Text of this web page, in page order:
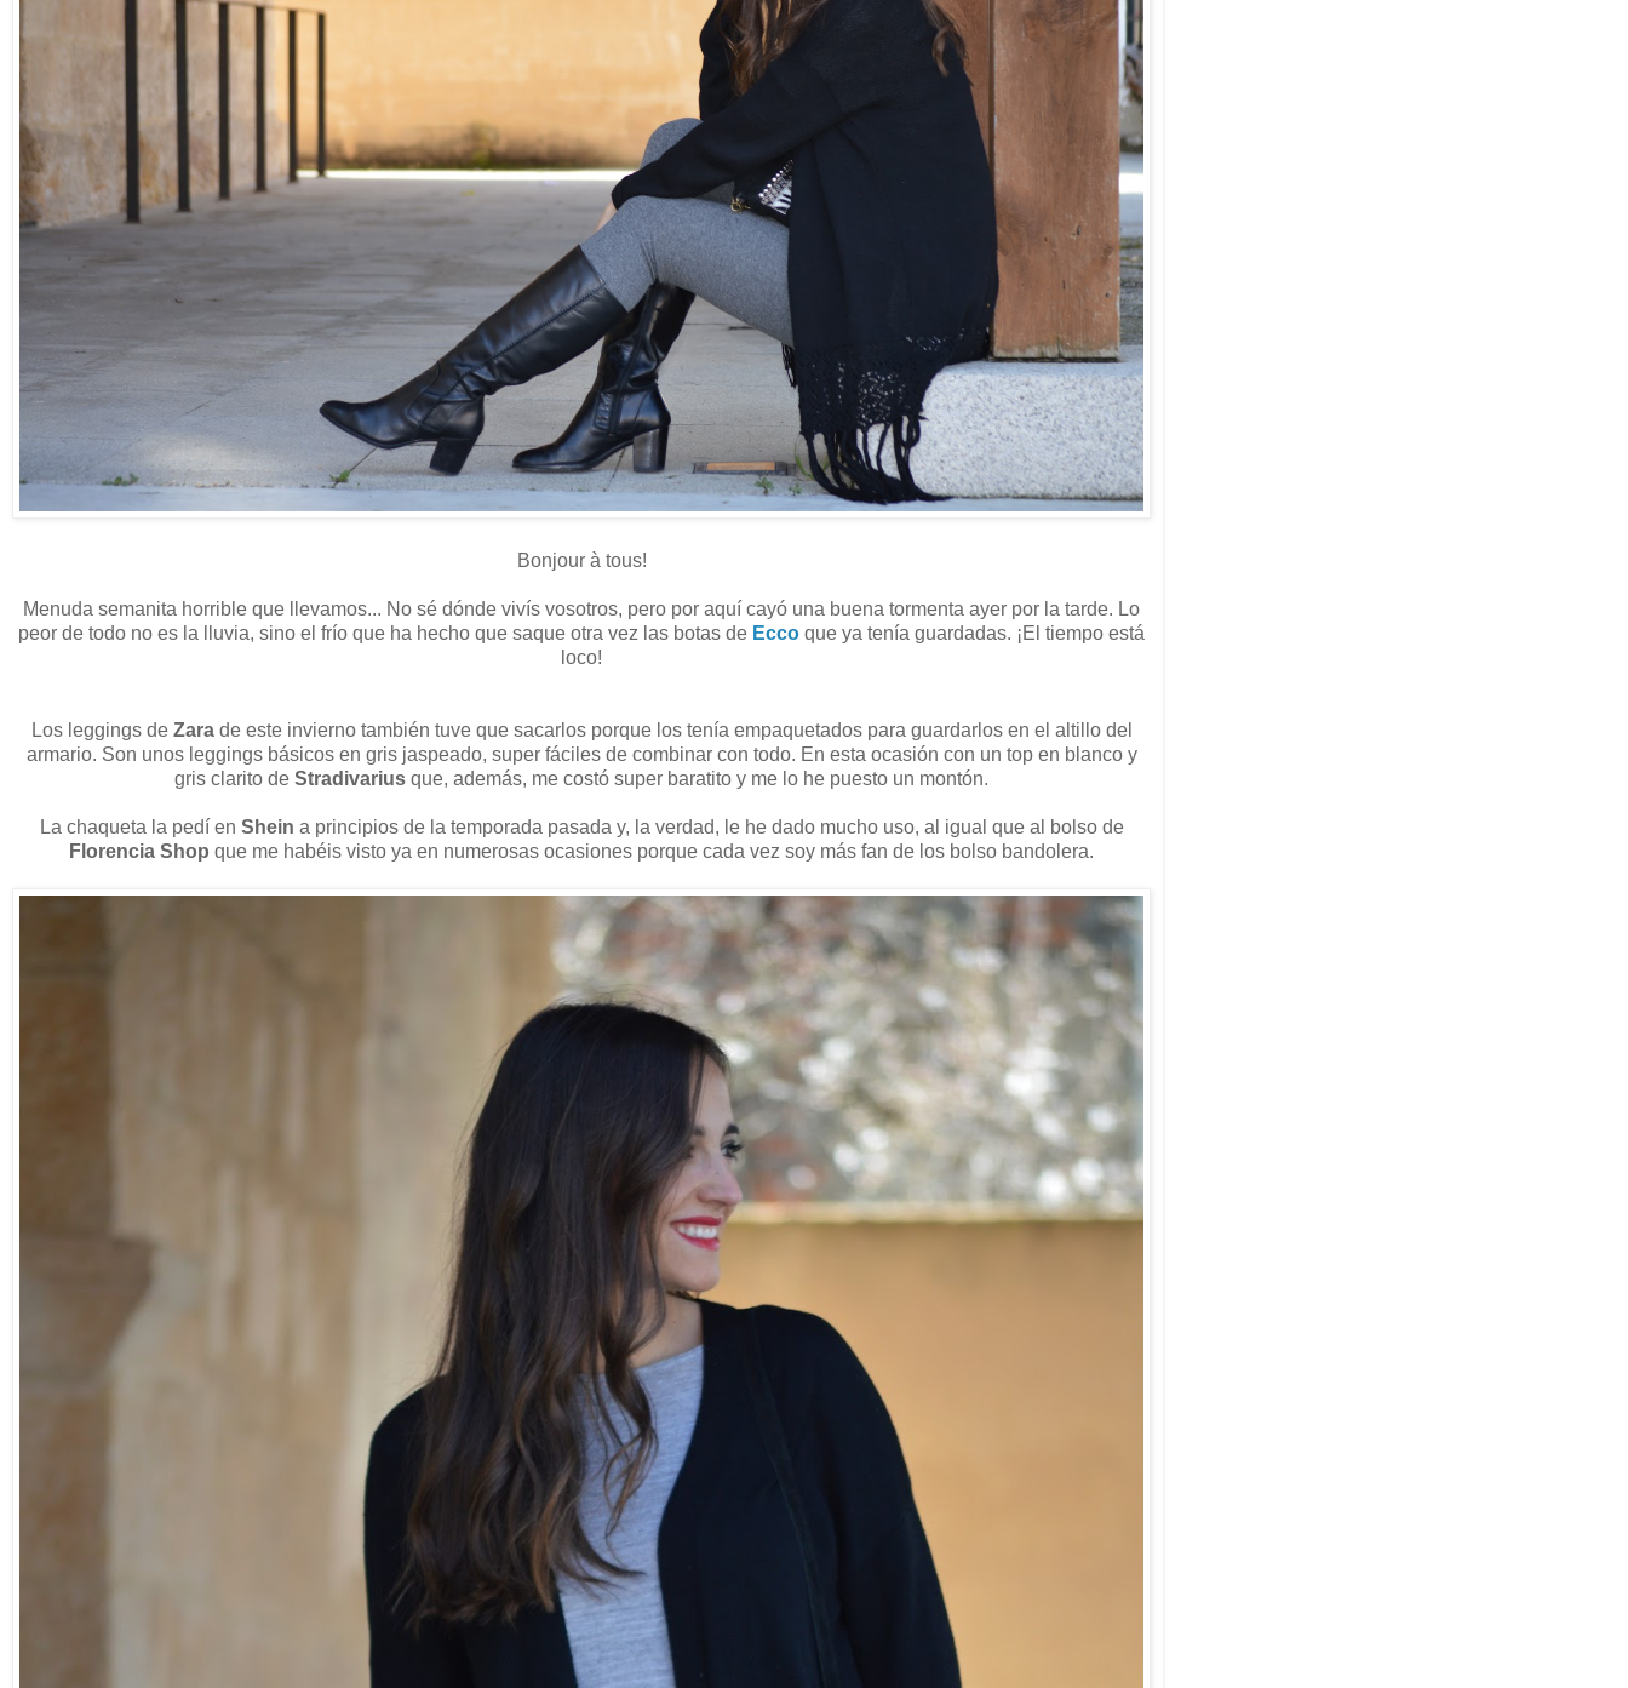
Bonjour à tous!
Menuda semanita horrible que llevamos... No sé dónde vivís vosotros, pero por aquí cayó una buena tormenta ayer por la tarde. Lo
peor de todo no es la lluvia, sino el frío que ha hecho que saque otra vez las botas de Ecco que ya tenía guardadas. ¡El tiempo está
loco!
Los leggings de Zarade este invierno también tuve que sacarlos porque los tenía empaquetados para guardarlos en el altillo del
armario. Son unos leggings básicos en gris jaspeado, super fáciles de combinar con todo. En esta ocasión con un top en blanco y
gris clarito de Stradivarius que, además, me costó super baratito y me lo he puesto un montón.
La chaqueta la pedí en Shein a principios de la temporada pasada y, la verdad, le he dado mucho uso, al igual que al bolso de
Florencia Shop que me habéis visto ya en numerosas ocasiones porque cada vez soy más fan de los bolso bandolera.